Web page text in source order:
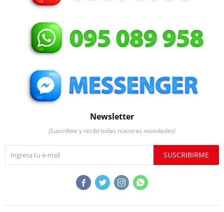
Newsletter
¡Suscribite y recibí todas nuestras novedades!
SUSCRIBIRME
   